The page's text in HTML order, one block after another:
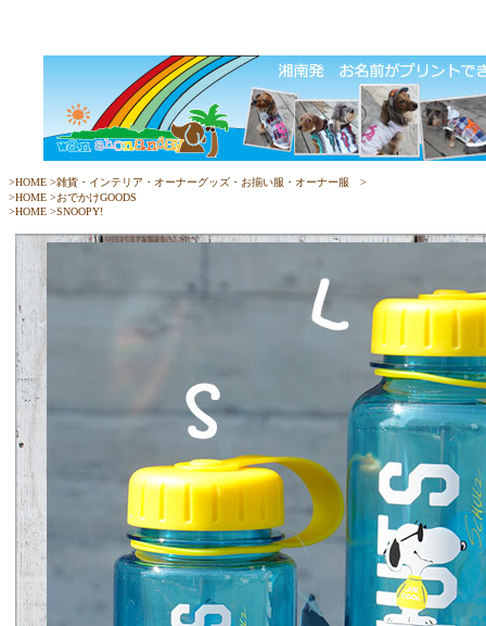
>HOME >雑貨・インテリア・オーナーグッズ・お揃い服・オーナー服 >
>HOME >おでかけGOODS
>HOME >SNOOPY!